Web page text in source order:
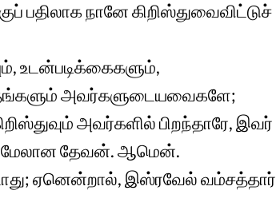
பதிலாக நானே கிறிஸ்துவைவிட்டுச்
உடன்படிக்கைகளும்,
அவர்களுடையவைகளே;
அவர்களில் பிறந்தாரே, இவர்
தேவன். ஆமென்.
ஏனென்றால், இஸ்ரவேல் வம்சத்தார்